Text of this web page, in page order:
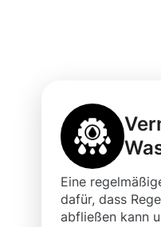
Eine
dafür, dass
abfließen kann